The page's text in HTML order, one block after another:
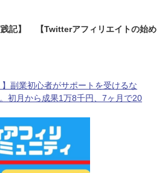
記】
【Twitterアフィリエイトの始め
】副業初心者がサポートを受けるな
初月から成果1万8千円、7ヶ月で20